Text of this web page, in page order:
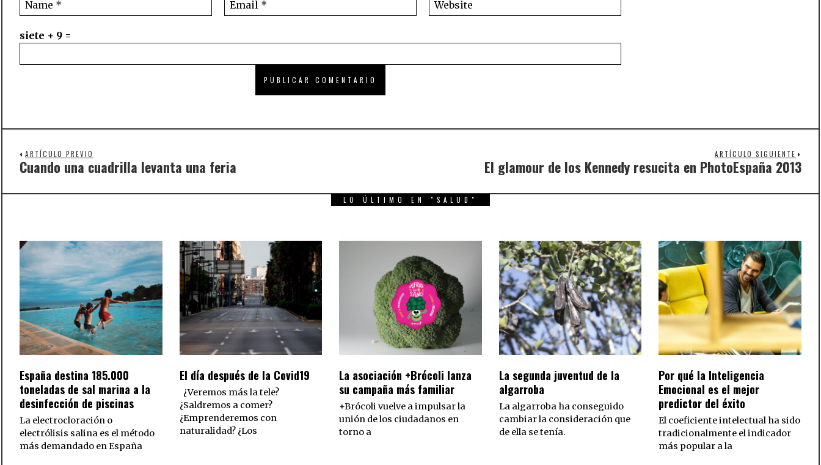
siete + 9 =
ARTÍCULO PREVIO
Previous
Cuando una cuadrilla levanta una feria
ARTÍCULO SIGUIENTE
El glamour de los Kennedy resucita en PhotoEspaña 2013
LO ÚLTIMO EN "SALUD"
España destina 185.000
toneladas de sal marina a la
desinfección de piscinas
La electrocloración o
electrólisis salina es el método
más demandado en España
El día después de la Covid19
¿Veremos más la tele?
¿Saldremos a comer?
¿Emprenderemos con
naturalidad? ¿Los
La asociación +Brócoli lanza
su campaña más familiar
+Brócoli vuelve a impulsar la
unión de los ciudadanos en
torno a
La segunda juventud de la
algarroba
La algarroba ha conseguido
cambiar la consideración que
de ella se tenía.
Por qué la Inteligencia
Emocional es el mejor
predictor del éxito
El coeficiente intelectual ha sido
tradicionalmente el indicador
más popular a la